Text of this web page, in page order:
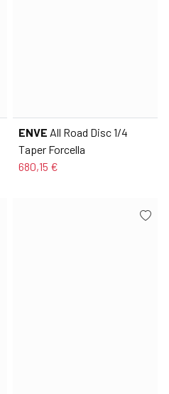
ENVE All Road Disc 1/4
Taper Forcella
680,15 €